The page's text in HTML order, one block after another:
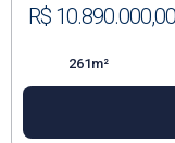
R$ 10.890.000,00
261m²